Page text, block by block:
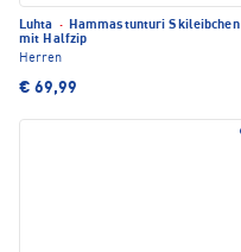
Luhta · Hammastunturi Skileibchen
mit Halfzip
Herren
€ 69,99